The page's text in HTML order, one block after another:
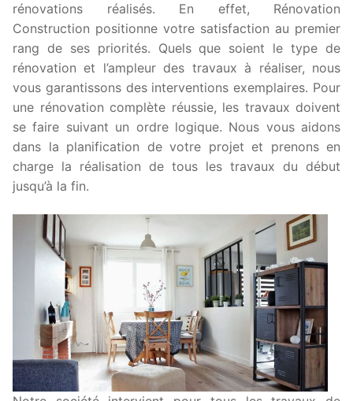
rénovations réalisés. En effet, Rénovation
Construction positionne votre satisfaction au premier
rang de ses priorités. Quels que soient le type de
rénovation et l’ampleur des travaux à réaliser, nous
vous garantissons des interventions exemplaires. Pour
une rénovation complète réussie, les travaux doivent
se faire suivant un ordre logique. Nous vous aidons
dans la planification de votre projet et prenons en
charge la réalisation de tous les travaux du début
jusqu’à la fin.